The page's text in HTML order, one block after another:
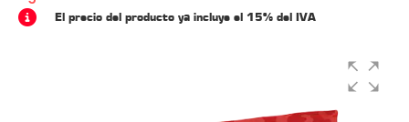
El precio del producto ya incluye el 15% del IVA